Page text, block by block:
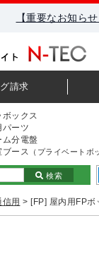
【重要なお知ら
請求
ボックス
パーツ
ム分電盤
ブース （プライベートボ
検索
用 > [FP] 屋内用FPボ